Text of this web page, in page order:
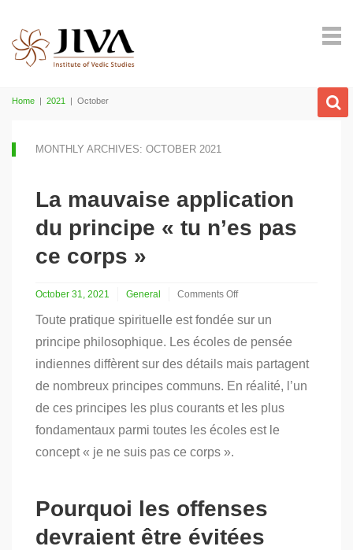
Home | 2021 | October
MONTHLY ARCHIVES: OCTOBER 2021
La mauvaise application
du principe « tu n’es pas
ce corps »
October 31, 2021 General
Comments Off
La
mauvaise
du
«
tu
pas
ce
Toute pratique spirituelle est fondée sur un
principe philosophique. Les écoles de pensée
indiennes diffèrent sur des détails mais partagent
de nombreux principes communs. En réalité, l’un
de ces principes les plus courants et les plus
fondamentaux parmi toutes les écoles est le
concept « je ne suis pas ce corps ».
Pourquoi les offenses
devraient être évitées